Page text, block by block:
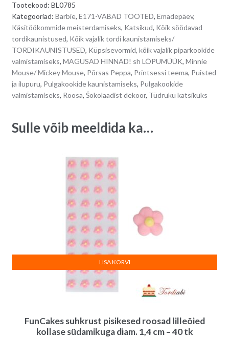
mm
-
100
g
quantity
a
t
i
v
e
:
Tootekood: BL0785
Kategooriad: Barbie, E171-VABAD TOOTED, Emadepäev,
Käsitöökommide meisterdamiseks, Katsikud, Kõik söödavad
tordikaunistused, Kõik vajalik tordi kaunistamiseks/
TORDIKAUNISTUSED, Küpsisevormid, kõik vajalik piparkookide
valmistamiseks, MAGUSAD HINNAD! sh LÕPUMÜÜK, Minnie
Mouse/ Mickey Mouse, Põrsas Peppa, Printsessi teema, Puisted
ja ilupuru, Pulgakookide kaunistamiseks, Pulgakookide
valmistamiseks, Roosa, Šokolaadist dekoor, Tüdruku katsikuks
Sulle võib meeldida ka…
FunCakes suhkrust pisikesed roosad lilleõied
kollase südamikuga diam. 1,4 cm – 40 tk
LISA KORVI